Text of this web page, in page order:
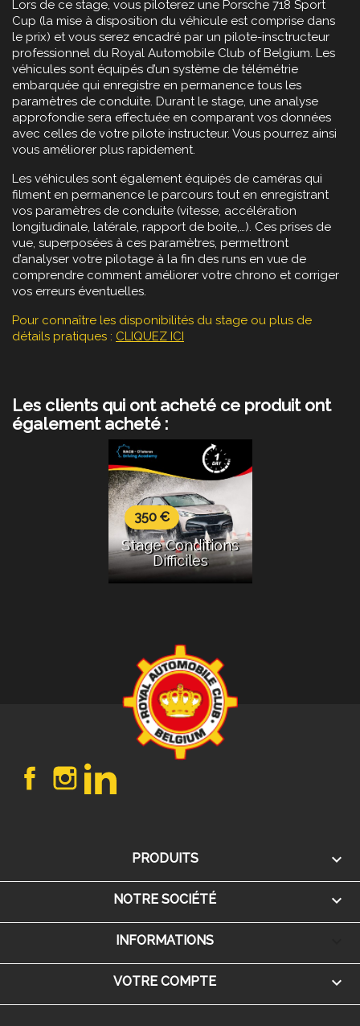
Lors de ce stage, vous piloterez une Porsche 718 Sport
Cup (la mise à disposition du véhicule est comprise dans
le prix) et vous serez encadré par un pilote-insctructeur
professionnel du Royal Automobile Club of Belgium. Les
véhicules sont équipés d’un système de télémétrie
embarquée qui enregistre en permanence tous les
paramètres de conduite. Durant le stage, une analyse
approfondie sera effectuée en comparant vos données
avec celles de votre pilote instructeur. Vous pourrez ainsi
vous améliorer plus rapidement.
Les véhicules sont également équipés de caméras qui
filment en permanence le parcours tout en enregistrant
vos paramètres de conduite (vitesse, accélération
longitudinale, latérale, rapport de boite,…). Ces prises de
vue, superposées à ces paramètres, permettront
d’analyser votre pilotage à la fin des runs en vue de
comprendre comment améliorer votre chrono et corriger
vos erreurs éventuelles.
Pour connaître les disponibilités du stage ou plus de
détails pratiques : CLIQUEZ ICI
Les clients qui ont acheté ce produit ont
également acheté :
Stage Conditions
Difficiles
350 €
FacebookInstagram
PRODUITS 
NOTRE SOCIÉTÉ 
INFORMATIONS
VOTRE COMPTE 